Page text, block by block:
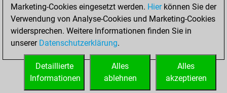
Türme auf der siebten
0
STARTSEITE
Marketing-Cookies eingesetzt werden. Hierkönnen Sie der
Verwendung von Analyse-Cookies und Marketing-Cookies
widersprechen. Weitere Informationen finden Sie in
unserer Datenschutzerklärung.
Alles
akzeptieren
Alles
ablehnen
Detaillierte
Informationen